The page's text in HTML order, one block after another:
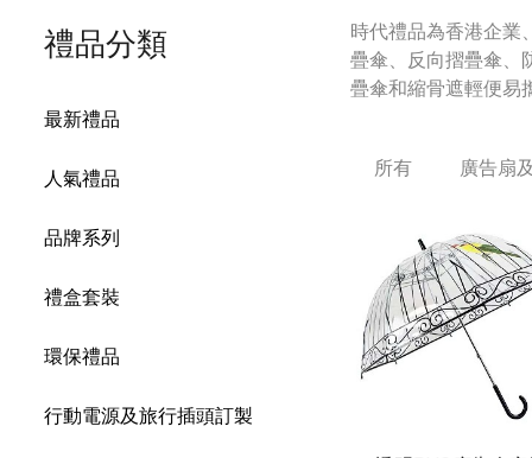
禮品分類
最新禮品
人氣禮品
品牌系列
禮盒套裝
環保禮品
行動電源及旅行插頭訂製
時代禮品為香港企業
疊傘、反向摺疊傘、
疊傘和縮骨遮輕便易
所有 廣告扇